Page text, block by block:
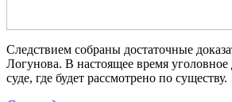
Следствием собраны достаточные
Логунова. В настоящее время уголовное
суде, где будет рассмотрено по существу.